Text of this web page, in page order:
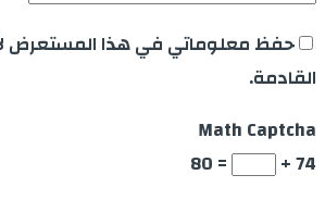
حفظ معلوماتي في هذا المستعرض
القادمة.
Math Captcha
74 +
= 80